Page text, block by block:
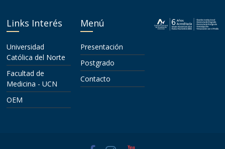
Links Interés
Universidad
Católica del Norte
Facultad de
Medicina - UCN
OEM
Menú
Presentación
Postgrado
Contacto